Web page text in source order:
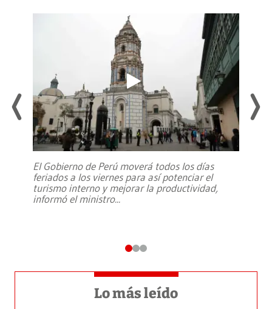
El Gobierno de Perú moverá todos los días
feriados a los viernes para así potenciar el
turismo interno y mejorar la productividad,
informó el ministro...
Lo más leído